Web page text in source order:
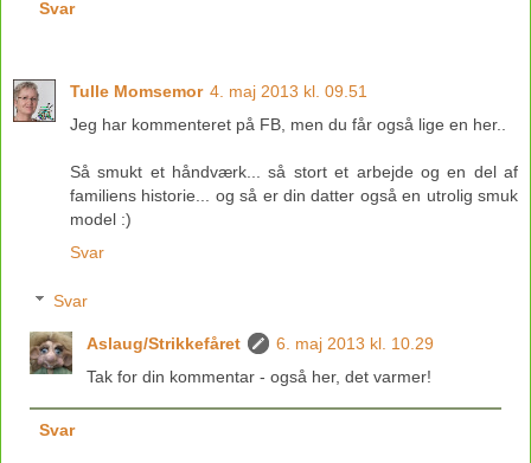
Svar
Tulle Momsemor 4. maj 2013 kl. 09.51
Jeg har kommenteret på FB, men du får også lige en her..
Så smukt et håndværk... så stort et arbejde og en del af
familiens historie... og så er din datter også en utrolig smuk
model :)
Svar
Svar
Aslaug/Strikkefåret
6. maj 2013 kl. 10.29
Tak for din kommentar - også her, det varmer!
Svar